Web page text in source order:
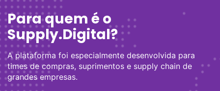
Para quem é o
Supply.Digital?
A plataforma foi especialmente desenvolvida para
times de compras, suprimentos e supply chain de
grandes empresas.